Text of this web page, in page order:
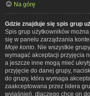
Na górę
Gdzie znajduje się spis grup
Spis grup użytkowników
się w panelu zarządzania
Moje konto . Nie wszystkie
wymagać akceptacji przyjęcia
a jeszcze inne mogą mieć
przyjęcie do danej grupy,
do grupy, która wymaga
zaakceptowana przez lidera
wyjaśnień, dlaczego chce on